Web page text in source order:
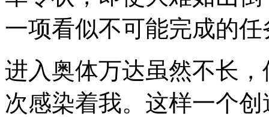
一项看似不可能完成的
进入奥体万达虽然不长
次感染着我。这样一个